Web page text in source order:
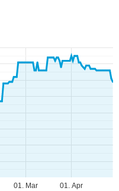
01. Mar 01. Apr